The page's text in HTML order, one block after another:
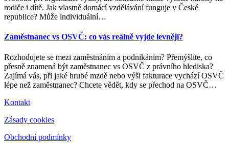
rodiče i dítě. Jak vlastně domácí vzdělávání funguje v České
republice? Může individuální…
Zaměstnanec vs OSVČ: co vás reálně vyjde levněji?
Rozhodujete se mezi zaměstnáním a podnikáním? Přemýšlíte, co
přesně znamená být zaměstnanec vs OSVČ z právního hlediska?
Zajímá vás, při jaké hrubé mzdě nebo výši fakturace vychází OSVČ
lépe než zaměstnanec? Chcete vědět, kdy se přechod na OSVČ…
Kontakt
Zásady cookies
Obchodní podmínky